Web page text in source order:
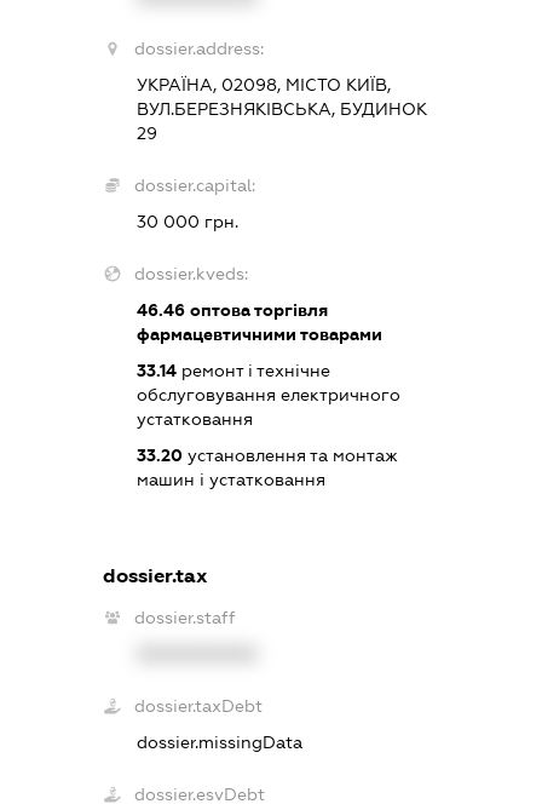
dossier.address:
УКРАЇНА, 02098, МІСТО КИЇВ,
ВУЛ.БЕРЕЗНЯКІВСЬКА, БУДИНОК
29
dossier.capital:
30 000 грн.
dossier.kveds:
46.46 оптова торгівля
фармацевтичними товарами
33.14 ремонт і технічне
обслуговування електричного
устатковання
33.20 установлення та монтаж
машин і устатковання
dossier.tax
dossier.staff
dossier.taxDebt
dossier.missingData
dossier.esvDebt